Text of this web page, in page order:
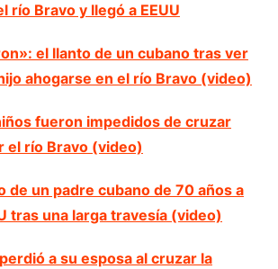
río Bravo y llegó a EEUU
el llanto de un cubano tras ver
ahogarse en el río Bravo (video)
fueron impedidos de cruzar
el río Bravo (video)
de un padre cubano de 70 años a
tras una larga travesía (video)
a su esposa al cruzar la